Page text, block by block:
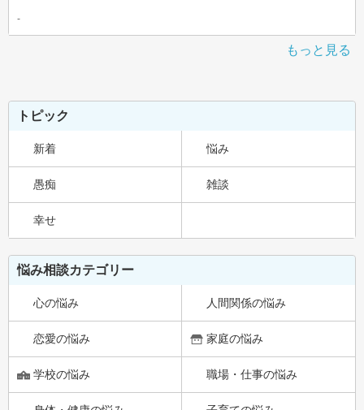
-
もっと見る
トピック
新着 悩み
愚痴 雑談
幸せ
悩み相談カテゴリー
心の悩み 人間関係の悩み
恋愛の悩み 家庭の悩み
学校の悩み 職場・仕事の悩み